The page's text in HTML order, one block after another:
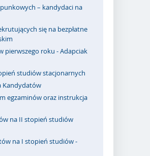
– kandydaci na
się na bezpłatne
pierwszego roku - Adapciak
studiów stacjonarnych
Kandydatów
egzaminów oraz instrukcja
na II stopień studiów
na I stopień studiów -